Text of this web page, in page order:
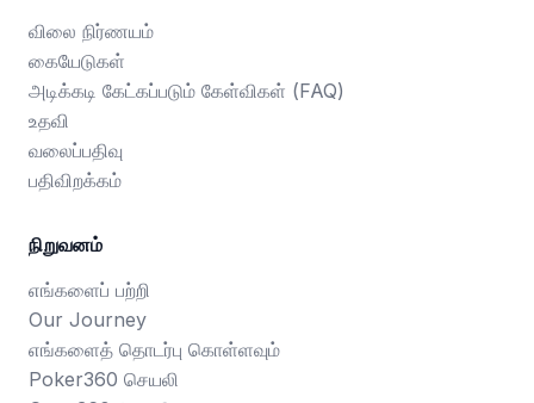
விலை நிர்ணயம்
கையேடுகள்
அடிக்கடி கேட்கப்படும் கேள்விகள் (FAQ)
உதவி
வலைப்பதிவு
பதிவிறக்கம்
நிறுவனம்
எங்களைப் பற்றி
Our Journey
எங்களைத் தொடர்பு கொள்ளவும்
Poker360 செயலி